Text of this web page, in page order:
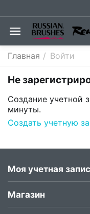
Главная / Войти
Не
Создание учетной
минуты.
Создать учетную
Моя учетная
Магазин